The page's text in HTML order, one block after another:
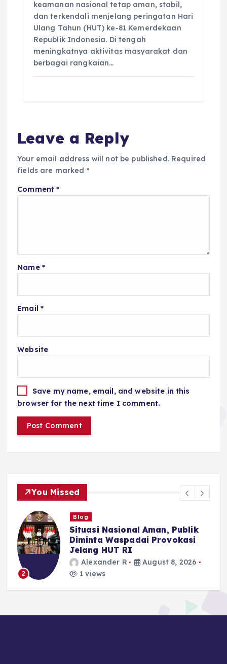
keamanan nasional tetap aman, stabil,
dan terkendali menjelang peringatan Hari
Ulang Tahun (HUT) ke-81 Kemerdekaan
Republik Indonesia. Di tengah
meningkatnya aktivitas masyarakat dan
berbagai rangkaian…
Leave a Reply
Your email address will not be published. Required
fields are marked *
Comment*
Name *
Email *
Website
Save my name, email, and website in this
browser for the next time I comment.
You Missed
2
Blog
Situasi Nasional Aman, Publik
Diminta Waspadai Provokasi
Jelang HUT RI
Alexander R
August 8, 2026
1 views